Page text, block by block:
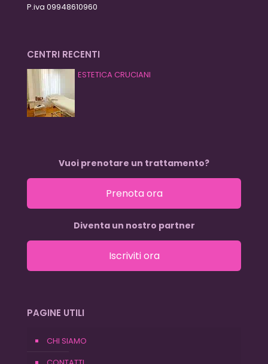
P.iva 09948610960
CENTRI RECENTI
ESTETICA CRUCIANI
Vuoi prenotare un trattamento?
Prenota ora
Diventa un nostro partner
Iscriviti ora
PAGINE UTILI
CHI SIAMO